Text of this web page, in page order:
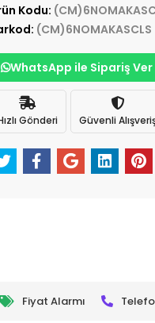
Kodu:
(CM)6NOMAKASCLS
WhatsApp ile Sipariş Ver
Gönderi Güvenli
Fiyat Alarmı